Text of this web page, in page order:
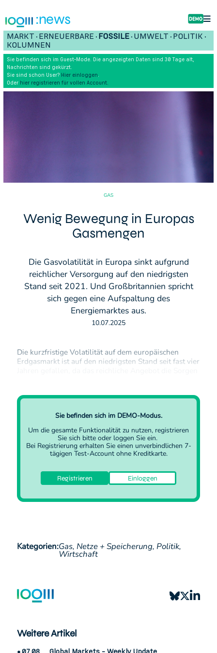
:news
MARKT • ERNEUERBARE • FOSSILE • UMWELT • POLITIK •
KOLUMNEN
Sie befinden sich im Guest-Mode. Die angezeigten Daten sind 30 Tage alt,
Nachrichten sind gekürzt.
Sie sind schon User? Hier einloggen
Oder hier registrieren für vollen Account.
GAS
Wenig Bewegung in Europas
Gasmengen
Die Gasvolatilität in Europa sinkt aufgrund
reichlicher Versorgung auf den niedrigsten
Stand seit 2021. Und Großbritannien spricht
sich gegen eine Aufspaltung des
Energiemarktes aus.
10.07.2025
Die kurzfristige Volatilität auf dem europäischen
Erdgasmarkt ist auf den niedrigsten Stand seit fast vier
heute vormittags (10. Juli 2025) leicht an, während ein
Sie befinden sich im DEMO-Modus.
Um die gesamte Funktionalität zu nutzen, registrieren
Sie sich bitte oder loggen Sie ein.
Bei Registrierung erhalten Sie einen unverbindlichen 7-
tägigen Test-Account ohne Kreditkarte.
Registrieren Einloggen
Kategorien:Gas, Netze + Speicherung, Politik,
Wirtschaft
Weitere Artikel